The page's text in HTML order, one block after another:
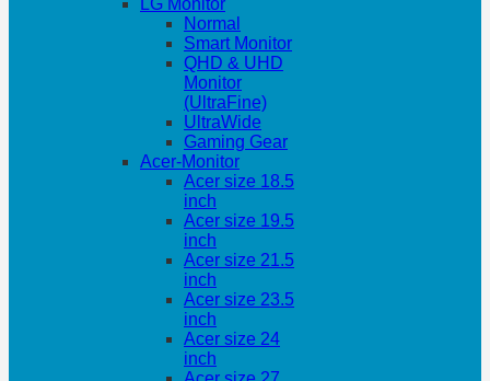
LG Monitor
Normal
Smart Monitor
QHD & UHD
Monitor
(UltraFine)
UltraWide
Gaming Gear
Acer-Monitor
Acer size 18.5
inch
Acer size 19.5
inch
Acer size 21.5
inch
Acer size 23.5
inch
Acer size 24
inch